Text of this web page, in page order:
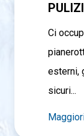
Ci
esterni,
sicuri...